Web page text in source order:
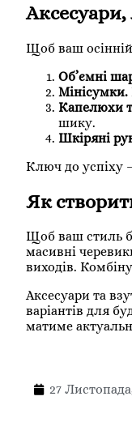
Аксесуари,
Щоб ваш осінній
Об’ємні
Мінісумки.
Капелюхи
шику.
Шкіряні
Ключ до успіху
Як
Щоб ваш стиль
масивні
виходів.
Аксесуари та
варіантів для
матиме
27